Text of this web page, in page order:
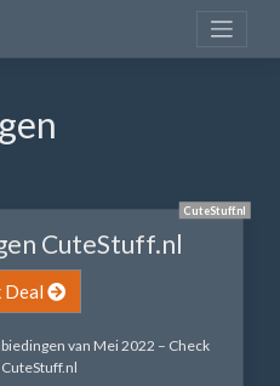
CuteStuff.nl
CuteStuff.nl
Deal
van Mei 2022 – Check